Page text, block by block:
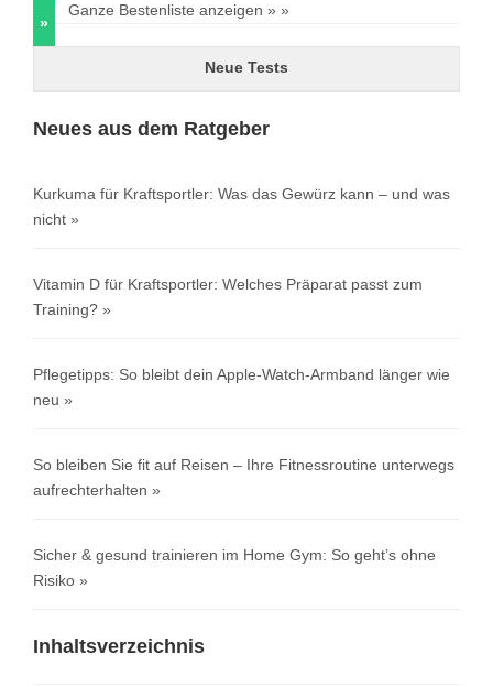
»
Ganze Bestenliste anzeigen »
Neue Tests
Neues aus dem Ratgeber
Kurkuma für Kraftsportler: Was das Gewürz kann – und was
nicht
Vitamin D für Kraftsportler: Welches Präparat passt zum
Training?
Pflegetipps: So bleibt dein Apple-Watch-Armband länger wie
neu
So bleiben Sie fit auf Reisen – Ihre Fitnessroutine unterwegs
aufrechterhalten
Sicher & gesund trainieren im Home Gym: So geht’s ohne
Risiko
Inhaltsverzeichnis